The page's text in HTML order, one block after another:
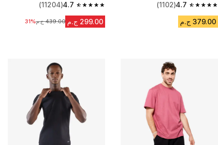
4.7
4.7 out of 5 stars from 1102 reviews
(1102)
379.00 ج.م
أزرق
4.7
4.7 out of 5 stars from 11204 reviews
(11204)
299.00 ج.م السعر قبل التخفيض
439.00 ج.م 31%